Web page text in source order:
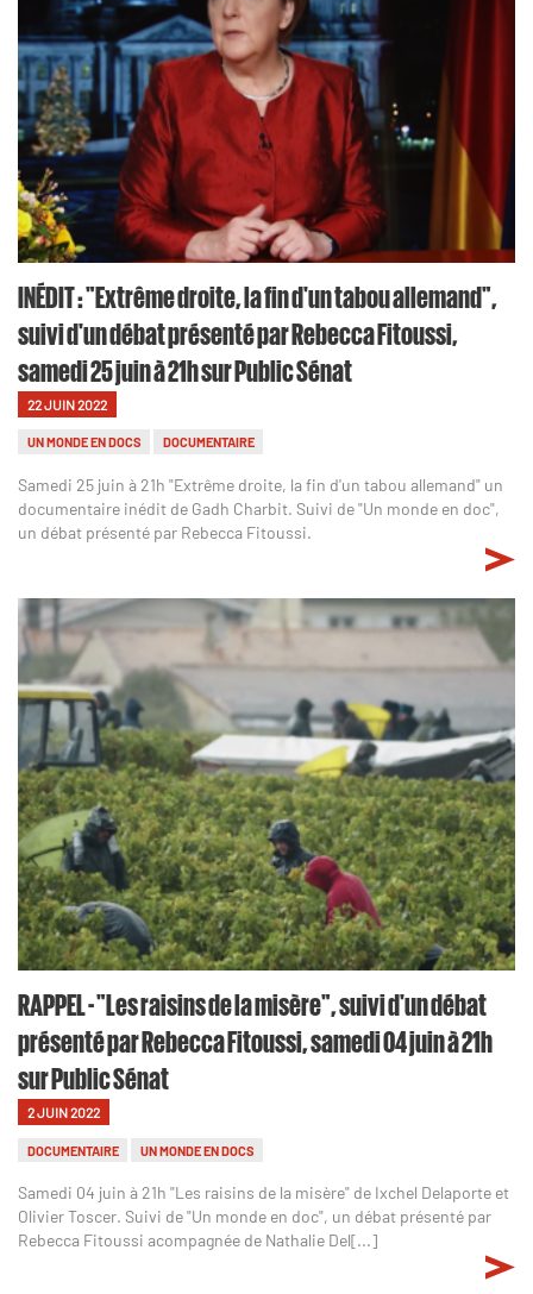
INÉDIT : "Extrême droite, la fin d'un tabou allemand",
suivi d'un débat présenté par Rebecca Fitoussi,
samedi 25 juin à 21h sur Public Sénat
22 JUIN 2022
UN MONDE EN DOCS DOCUMENTAIRE
Samedi 25 juin à 21h "Extrême droite, la fin d'un tabou allemand" un
documentaire inédit de Gadh Charbit. Suivi de "Un monde en doc",
un débat présenté par Rebecca Fitoussi.
RAPPEL - "Les raisins de la misère", suivi d'un débat
présenté par Rebecca Fitoussi, samedi 04 juin à 21h
sur Public Sénat
2 JUIN 2022
DOCUMENTAIRE UN MONDE EN DOCS
Samedi 04 juin à 21h "Les raisins de la misère" de Ixchel Delaporte et
Olivier Toscer. Suivi de "Un monde en doc", un débat présenté par
Rebecca Fitoussi acompagnée de Nathalie Del[...]